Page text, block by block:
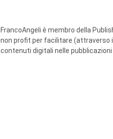
FrancoAngeli è membro della
non profit per facilitare (attraverso
contenuti digitali nelle